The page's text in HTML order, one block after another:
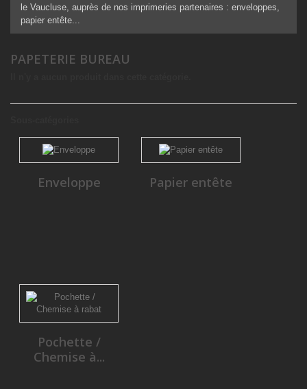
le Vaucluse, auprès de nos imprimeries partenaires : enveloppes,
papier entête...
PAPETERIE BUREAU
Enveloppe Papier entête
Pochette /
Chemise à...